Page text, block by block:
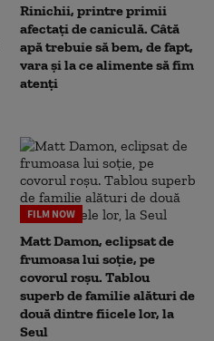
Rinichii, printre primii
afectați de caniculă. Câtă
apă trebuie să bem, de fapt,
vara și la ce alimente să fim
atenți
FILM NOW
Matt Damon, eclipsat de
frumoasa lui soție, pe
covorul roșu. Tablou
superb de familie alături de
două dintre fiicele lor, la
Seul